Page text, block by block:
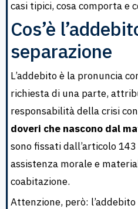
casi tipici, cosa comporta e
Cos’è
separazione
L’addebito è la pronuncia
richiesta di una parte,
responsabilità della crisi
doveri che nascono dal
sono fissati dall’articolo
assistenza morale e
coabitazione.
Attenzione, però: